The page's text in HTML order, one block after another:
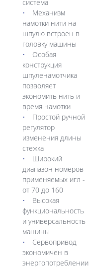
система
Механизм
намотки нити на
шпулю встроен в
головку машины
Особая
конструкция
шпуленамотчика
позволяет
экономить нить и
время намотки
Простой ручной
регулятор
изменения длины
стежка
Широкий
диапазон номеров
применяемых игл -
от 70 до 160
Высокая
функциональность
и универсальность
машины
Сервопривод
экономичен в
энергопотреблении